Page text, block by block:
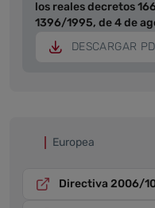
los reales decretos
1396/1995, de 4 de
DESCARGAR
Europea
Directiva 2006/